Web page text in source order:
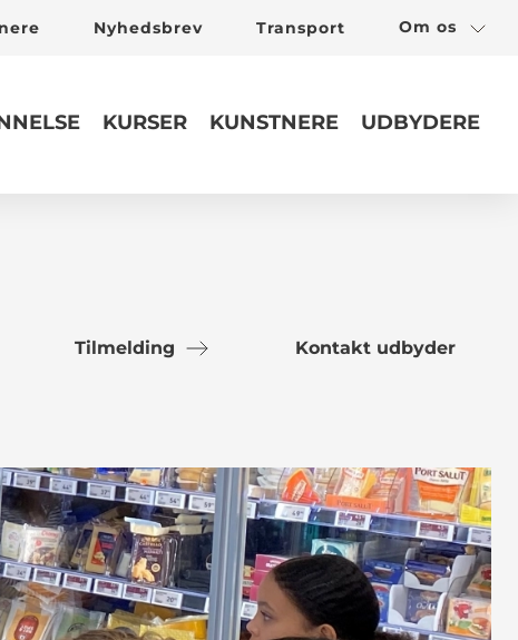
Nyhedsbrev Transport Om os
KURSER KUNSTNERE UDBYDERE
Tilmelding Kontakt udbyder